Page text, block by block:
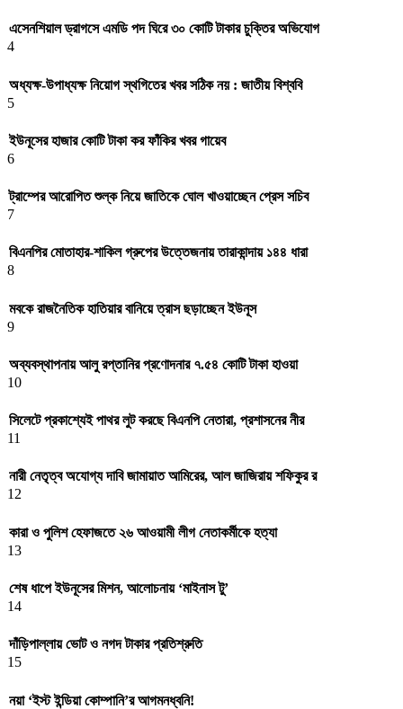
এসেনশিয়াল ড্রাগসে এমডি পদ ঘিরে ৩০ কোটি টাকার চুক্তির অভিযোগ
4
অধ্যক্ষ-উপাধ্যক্ষ নিয়োগ স্থগিতের খবর সঠিক নয় : জাতীয় বিশ্ববি
5
ইউনূসের হাজার কোটি টাকা কর ফাঁকির খবর গায়েব
6
ট্রাম্পের আরোপিত শুল্ক নিয়ে জাতিকে ঘোল খাওয়াচ্ছেন প্রেস সচিব
7
বিএনপির মোতাহার-শাকিল গ্রুপের উত্তেজনায় তারাকান্দায় ১৪৪ ধারা
8
মবকে রাজনৈতিক হাতিয়ার বানিয়ে ত্রাস ছড়াচ্ছেন ইউনূস
9
অব্যবস্থাপনায় আলু রপ্তানির প্রণোদনার ৭.৫৪ কোটি টাকা হাওয়া
10
সিলেটে প্রকাশ্যেই পাথর লুট করছে বিএনপি নেতারা, প্রশাসনের নীর
11
নারী নেতৃত্ব অযোগ্য দাবি জামায়াত আমিরের, আল জাজিরায় শফিকুর র
12
কারা ও পুলিশ হেফাজতে ২৬ আওয়ামী লীগ নেতাকর্মীকে হত্যা
13
শেষ ধাপে ইউনূসের মিশন, আলোচনায় ‘মাইনাস টু’
14
দাঁড়িপাল্লায় ভোট ও নগদ টাকার প্রতিশ্রুতি
15
নয়া ‘ইস্ট ইন্ডিয়া কোম্পানি’র আগমনধ্বনি!